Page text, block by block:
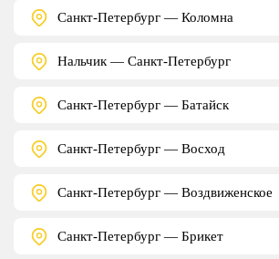
Санкт-Петербург — Коломна
Нальчик — Санкт-Петербург
Санкт-Петербург — Батайск
Санкт-Петербург — Восход
Санкт-Петербург — Воздвиженское
Санкт-Петербург — Брикет